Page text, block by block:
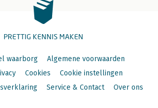
PRETTIG KENNIS MAKEN
waarborg
Algemene voorwaarden
Cookies
Cookie instellingen
Service & Contact Over ons